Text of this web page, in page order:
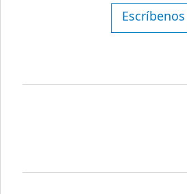
Escríbenos